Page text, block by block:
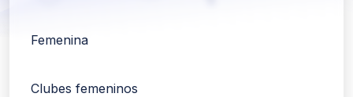
Femenina
Clubes femeninos